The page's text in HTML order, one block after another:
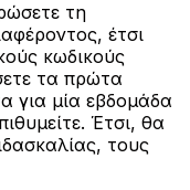
τη
έτσι
κωδικούς
τα πρώτα
για μία εβδομάδα
Έτσι, θα
τους